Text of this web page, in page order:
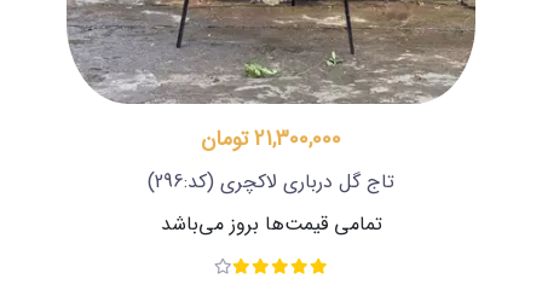
21,300,000 تومان
تاج گل درباری لاکچری (کد:296)
تمامی قیمت‌ها بروز می‌باشد